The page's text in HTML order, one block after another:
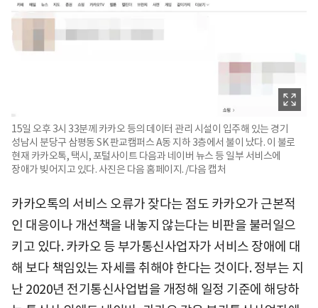
15일 오후 3시 33분께 카카오 등의 데이터 관리 시설이 입주해 있는 경기
성남시 분당구 삼평동 SK 판교캠퍼스 A동 지하 3층에서 불이 났다. 이 불로
현재 카카오톡, 택시, 포털사이트 다음과 네이버 뉴스 등 일부 서비스에
장애가 빚어지고 있다. 사진은 다음 홈페이지. /다음 캡처
카카오톡의 서비스 오류가 잦다는 점도 카카오가 근본적
인 대응이나 개선책을 내놓지 않는다는 비판을 불러일으
키고 있다. 카카오 등 부가통신사업자가 서비스 장애에 대
해 보다 책임있는 자세를 취해야 한다는 것이다. 정부는 지
난 2020년 전기통신사업법을 개정해 일정 기준에 해당하